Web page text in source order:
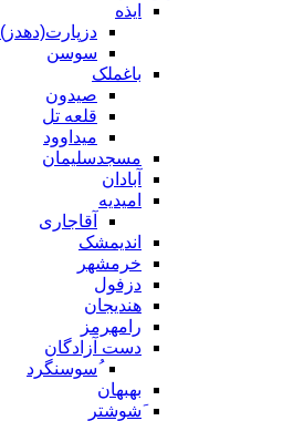
ایذه
دزپارت(دهدز)
سوسن
باغملک
صیدون
قلعه تل
میداوود
مسجدسلیمان
آبادان
امیدیه
آقاجاری
اندیمشک
خرمشهر
دزفول
هندیجان
رامهرمز
دست آزادگان
ُسوسنگرد
بهبهان
َشوشتر